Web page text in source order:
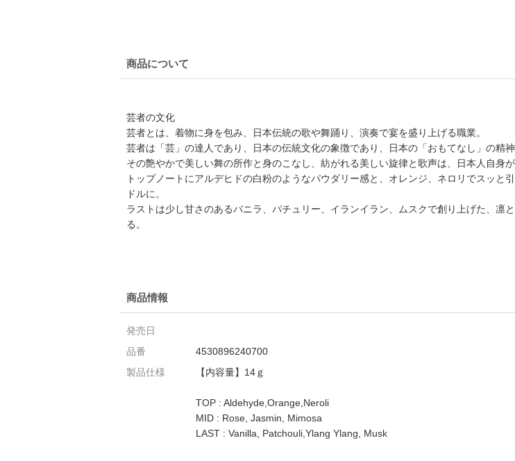
商品について
芸者の文化
芸者とは、着物に身を包み、日本伝統の歌や舞踊り、演奏で宴を盛り上げる職業。
芸者は「芸」の達人であり、日本の伝統文化の象徴であり、日本の「おもてなし」の精
その艶やかで美しい舞の所作と身のこなし、紡がれる美しい旋律と歌声は、日本人自身
トップノートにアルデヒドの白粉のようなパウダリー感と、オレンジ、ネロリでスッと
ドルに。
ラストは少し甘さのあるバニラ、パチュリー、イランイラン、ムスクで創り上げた、凛
る。
商品情報
発売日
品番
4530896240700
製品仕様
【内容量】14ｇ
TOP : Aldehyde,Orange,Neroli
MID : Rose, Jasmin, Mimosa
LAST : Vanilla, Patchouli,Ylang Ylang, Musk